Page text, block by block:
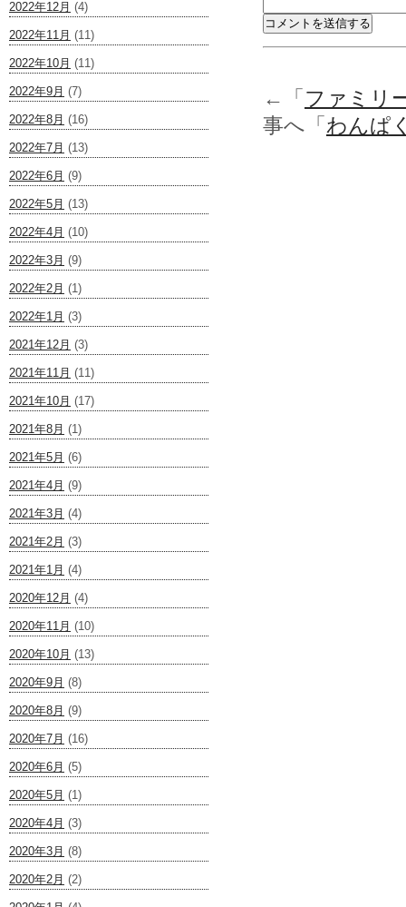
2022年12月 (4)
2022年11月 (11)
2022年10月 (11)
2022年9月 (7)
2022年8月 (16)
2022年7月 (13)
2022年6月 (9)
2022年5月 (13)
2022年4月 (10)
2022年3月 (9)
2022年2月 (1)
2022年1月 (3)
2021年12月 (3)
2021年11月 (11)
2021年10月 (17)
2021年8月 (1)
2021年5月 (6)
2021年4月 (9)
2021年3月 (4)
2021年2月 (3)
2021年1月 (4)
2020年12月 (4)
2020年11月 (10)
2020年10月 (13)
2020年9月 (8)
2020年8月 (9)
2020年7月 (16)
2020年6月 (5)
2020年5月 (1)
2020年4月 (3)
2020年3月 (8)
2020年2月 (2)
←「 ファミリ
事へ「 わんぱ